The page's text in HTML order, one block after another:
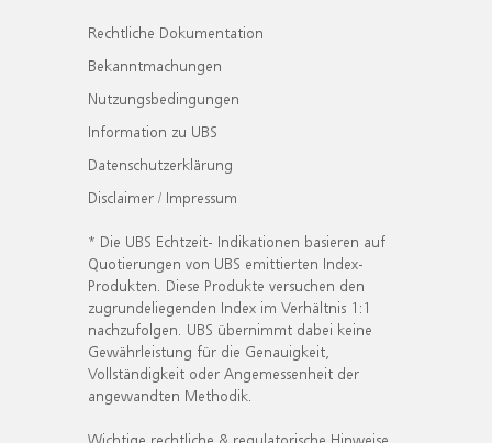
Rechtliche Dokumentation
Bekanntmachungen
Nutzungsbedingungen
Information zu UBS
Datenschutzerklärung
Disclaimer / Impressum
* Die UBS Echtzeit- Indikationen basieren auf
Quotierungen von UBS emittierten Index-
Produkten. Diese Produkte versuchen den
zugrundeliegenden Index im Verhältnis 1:1
nachzufolgen. UBS übernimmt dabei keine
Gewährleistung für die Genauigkeit,
Vollständigkeit oder Angemessenheit der
angewandten Methodik.